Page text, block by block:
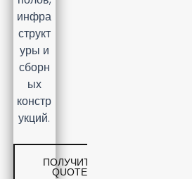
инфра
структ
уры и
сборн
ых
констр
укций.
ПОЛУЧИТЬ
QUOTE